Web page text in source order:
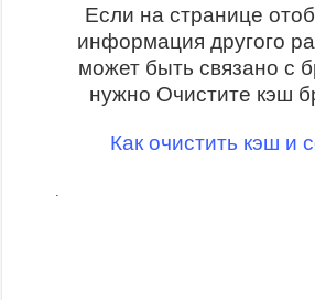
Если на странице
информация другого
может быть связано с
нужно Очистите кэш
Как очистить кэш и
.